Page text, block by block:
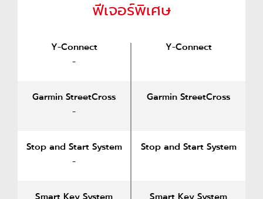
ฟีเจอร์พิเศษ
Y-Connect
-
Y-Connect
Garmin StreetCross
-
Garmin StreetCross
Stop and Start System
-
Stop and Start System